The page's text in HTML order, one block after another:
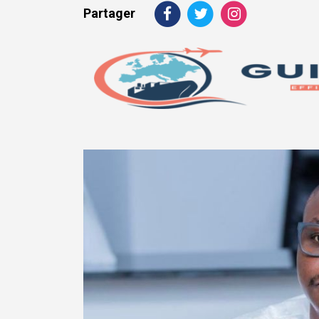
Partager